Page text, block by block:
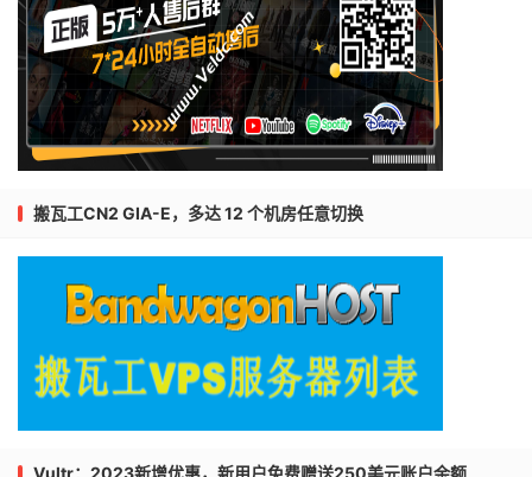
搬瓦工CN2 GIA-E，多达 12 个机房任意切换